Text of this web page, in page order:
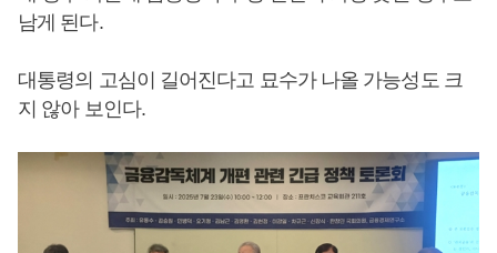
남게 된다.
대통령의 고심이 길어진다고 묘수가 나올 가능성도 크
지 않아 보인다.